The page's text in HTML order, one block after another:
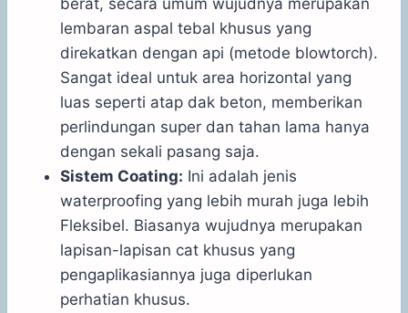
berat, secara umum wujudnya merupakan
lembaran aspal tebal khusus yang
direkatkan dengan api (metode blowtorch).
Sangat ideal untuk area horizontal yang
luas seperti atap dak beton, memberikan
perlindungan super dan tahan lama hanya
dengan sekali pasang saja.
Sistem Coating: Ini adalah jenis
waterproofing yang lebih murah juga lebih
Fleksibel. Biasanya wujudnya merupakan
lapisan-lapisan cat khusus yang
pengaplikasiannya juga diperlukan
perhatian khusus.